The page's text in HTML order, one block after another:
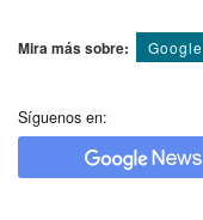
Mira más sobre: Google
Síguenos en: